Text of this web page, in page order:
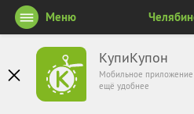
КупиКупон
Мобильное приложение
ещё удобнее
Меню